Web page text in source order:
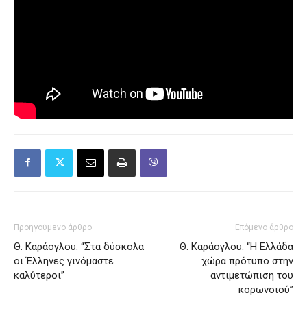
Προηγούμενο άρθρο
Θ. Καράογλου: “Στα δύσκολα
οι Έλληνες γινόμαστε
καλύτεροι”
Επόμενο άρθρο
Θ. Καράογλου: “Η Ελλάδα
χώρα πρότυπο στην
αντιμετώπιση του
κορωνοϊού”